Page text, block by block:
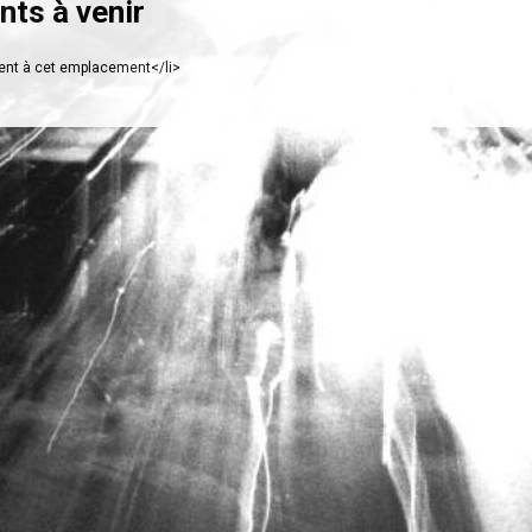
à venir
à cet emplacement</li>